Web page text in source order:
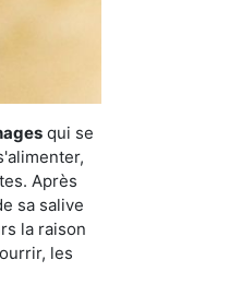
qui se
Après
sa salive
la raison
les